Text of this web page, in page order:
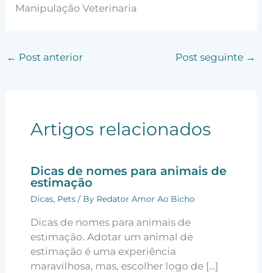
Manipulação Veterinaria
← Post anterior Post seguinte →
Artigos relacionados
Dicas de nomes para animais de
estimação
Dicas, Pets/ By Redator Amor Ao Bicho
Dicas de nomes para animais de
estimação. Adotar um animal de
estimação é uma experiência
maravilhosa, mas, escolher logo de […]